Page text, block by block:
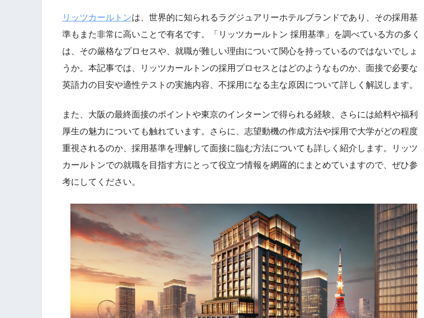
リッツカールトンは、世界的に知られるラグジュアリーホテルブランドであり、その採用基
準もまた非常に高いことで有名です。「リッツカールトン 採用基準」を調べている方の多く
は、その厳格なプロセスや、就職が難しい理由について関心を持っているのではないでしょ
うか。本記事では、リッツカールトンの採用プロセスとはどのようなものか、面接で必要な
英語力の目安や適性テストの実施内容、不採用になる主な原因について詳しく解説します。
また、大阪の最終面接のポイントや東京のインターンで得られる経験、さらには給料や福利
厚生の魅力についても触れています。さらに、志望動機の作成方法や採用で大学がどの程度
重視されるのか、採用基準を理解して面接に臨む方法についても詳しく紹介します。リッツ
カールトンでの就職を目指す方にとって役立つ情報を網羅的にまとめていますので、ぜひ参
考にしてください。